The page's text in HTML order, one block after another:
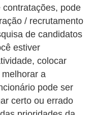
pode
/ recrutamento
de candidatos
estiver
colocar
a
pode ser
certo ou errado